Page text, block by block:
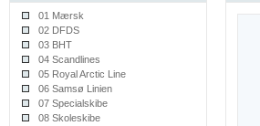
01 Mærsk
02 DFDS
03 BHT
04 Scandlines
05 Royal Arctic Line
06 Samsø Linien
07 Specialskibe
08 Skoleskibe